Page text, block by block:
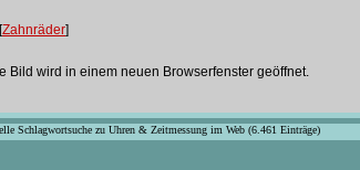
Zahnräder]
Bild wird in einem neuen Browserfenster geöffnet.
Schlagwortsuche zu Uhren & Zeitmessung im Web (6.461 Einträge)